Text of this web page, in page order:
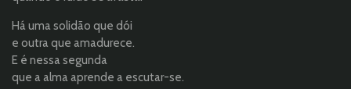
Há uma solidão que dói
e outra que amadurece.
E é nessa segunda
que a alma aprende a escutar-se.